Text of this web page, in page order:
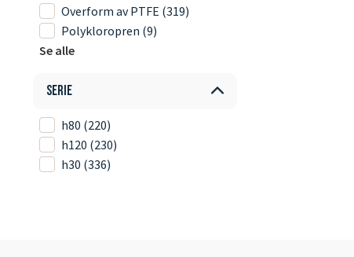
Overform av PTFE (319)
Polykloropren (9)
Se alle
Serie
h80 (220)
h120 (230)
h30 (336)